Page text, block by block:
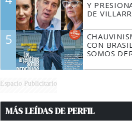
Y
DE
5
CON
SOMOS
Espacio Publicitario
MÁS LEÍDAS DE PERFIL